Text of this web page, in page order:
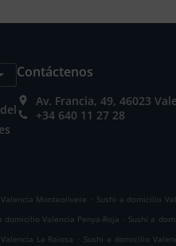
Contáctenos
Av. Francia, 49, 46023
+34 640 11 27 28
Monteolivete . Sushi a domicilio
domicilio Valencia Penya-Roja . Sushi a
La Raiosa . Sushi a domicilio